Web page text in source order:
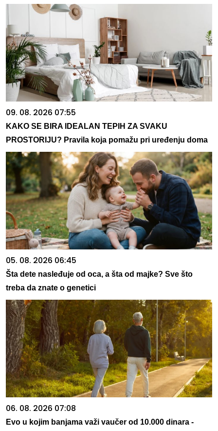
09. 08. 2026 07:55
KAKO SE BIRA IDEALAN TEPIH ZA SVAKU
PROSTORIJU? Pravila koja pomažu pri uređenju doma
05. 08. 2026 06:45
Šta dete nasleđuje od oca, a šta od majke? Sve što
treba da znate o genetici
06. 08. 2026 07:08
Evo u kojim banjama važi vaučer od 10.000 dinara -